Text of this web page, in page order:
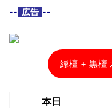
-- 広告 --
緑檀 + 黒檀
本日